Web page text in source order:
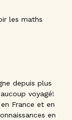
les maths
depuis plus
voyagé!
France et en
en